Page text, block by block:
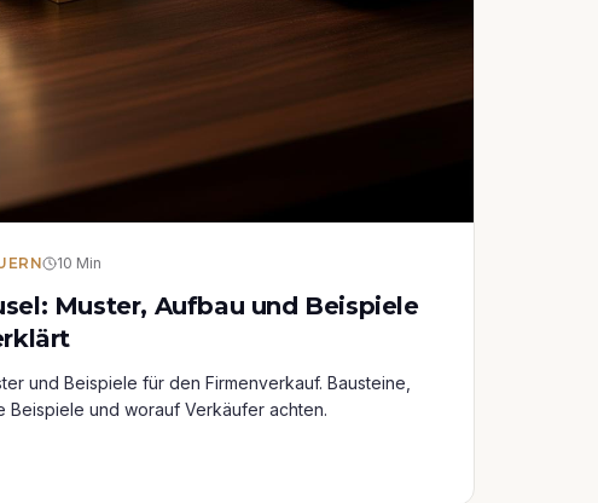
10 Min
Muster, Aufbau und Beispiele
und Beispiele für den Firmenverkauf. Bausteine,
Beispiele und worauf Verkäufer achten.